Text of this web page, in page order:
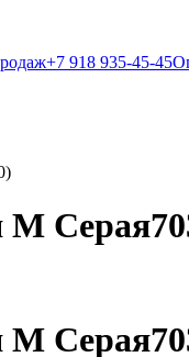
+7 918 935-45-45